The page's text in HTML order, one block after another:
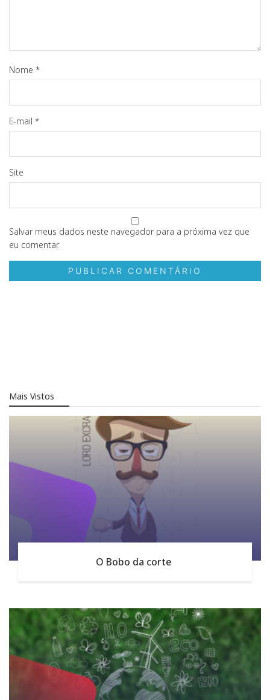
Nome *
E-mail *
Site
Salvar meus dados neste navegador para a próxima vez que
eu comentar.
Mais Vistos
O Bobo da corte